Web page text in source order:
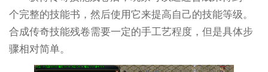
个完整的技能书，然后使用它来提高自己的技能等级。
合成传奇技能残卷需要一定的手工艺程度，但是具体步
骤相对简单。